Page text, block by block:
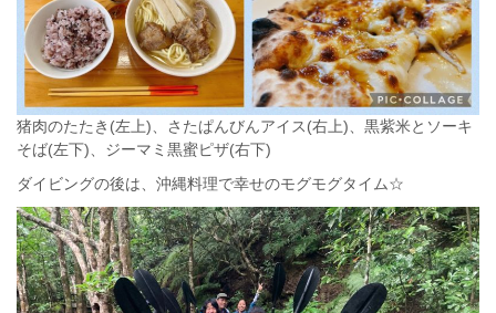
猪肉のたたき(左上)、さたぱんびんアイス(右上)、黒紫米とソーキ
そば(左下)、ジーマミ黒蜜ピザ(右下)
ダイビングの後は、沖縄料理で幸せのモグモグタイム☆